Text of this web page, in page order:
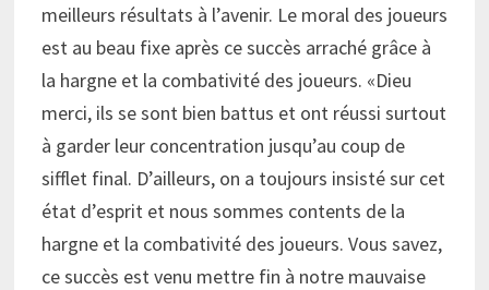
meilleurs résultats à l’avenir. Le moral des joueurs
est au beau fixe après ce succès arraché grâce à
la hargne et la combativité des joueurs. «Dieu
merci, ils se sont bien battus et ont réussi surtout
à garder leur concentration jusqu’au coup de
sifflet final. D’ailleurs, on a toujours insisté sur cet
état d’esprit et nous sommes contents de la
hargne et la combativité des joueurs. Vous savez,
ce succès est venu mettre fin à notre mauvaise